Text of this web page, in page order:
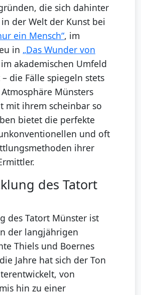
die sich dahinter
der Welt der Kunst bei
ein Mensch“, im
in „Das Wunder von
akademischen Umfeld
die Fälle spiegeln stets
Münsters
mit ihrem scheinbar so
bietet die perfekte
und oft
ihrer
des Tatort
des Tatort Münster ist
der langjährigen
Thiels und Boernes
Jahre hat sich der Ton
von
hin zu einer